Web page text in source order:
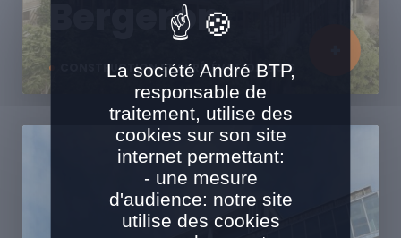
CONSTRUCTION ET SURÉLÉVATION BOIS
Bergeron
La société André BTP,
responsable de
traitement, utilise des
cookies sur son site
internet permettant:
- une mesure
d'audience: notre site
utilise des cookies